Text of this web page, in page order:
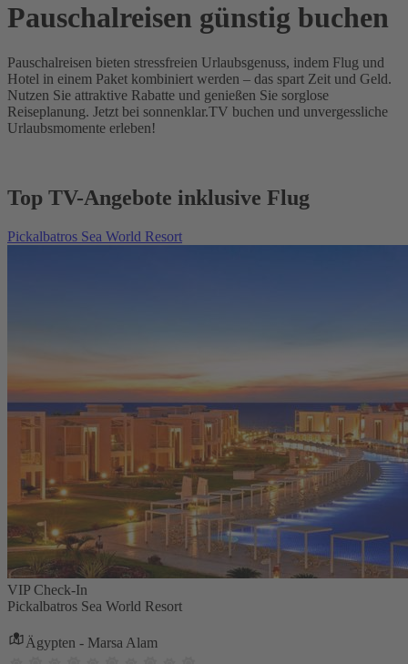
Pauschalreisen günstig buchen
Pauschalreisen bieten stressfreien Urlaubsgenuss, indem Flug und
Hotel in einem Paket kombiniert werden – das spart Zeit und Geld.
Nutzen Sie attraktive Rabatte und genießen Sie sorglose
Reiseplanung. Jetzt bei sonnenklar.TV buchen und unvergessliche
Urlaubsmomente erleben!
Top TV-Angebote inklusive Flug
Pickalbatros Sea World Resort
VIP Check-In
Pickalbatros Sea World Resort
Ägypten - Marsa Alam